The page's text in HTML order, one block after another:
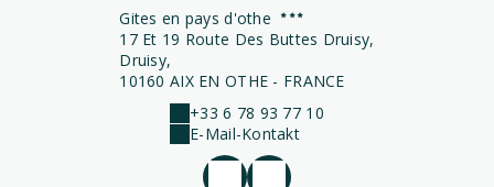
Gites en pays d'othe
17 Et 19 Route Des Buttes Druisy,
Druisy,
10160 AIX EN OTHE - FRANCE
+33 6 78 93 77 10
E-Mail-Kontakt